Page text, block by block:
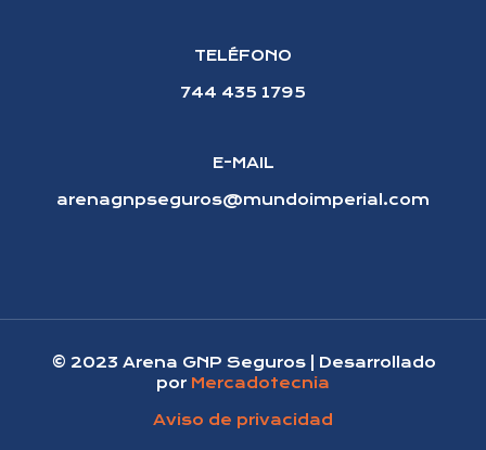
TELÉFONO
744 435 1795
E-MAIL
arenagnpseguros@mundoimperial.com
© 2023 Arena GNP Seguros | Desarrollado
por Mercadotecnia
Aviso de privacidad